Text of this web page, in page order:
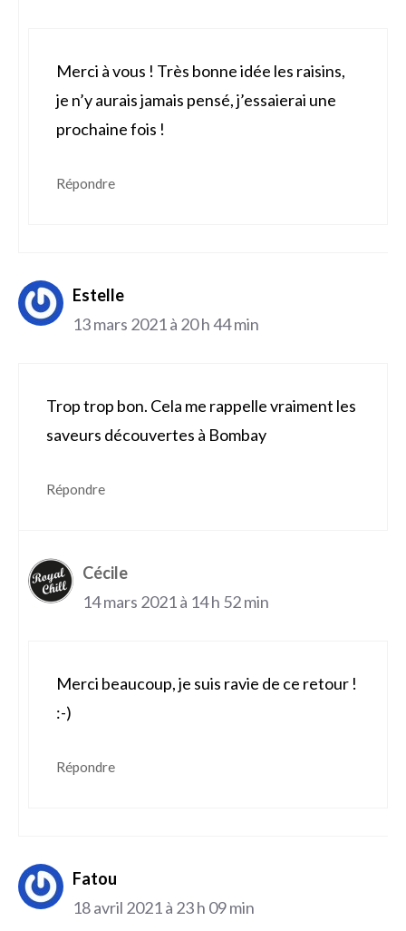
Merci à vous ! Très bonne idée les raisins,
je n’y aurais jamais pensé, j’essaierai une
prochaine fois !
Répondre
Estelle
13 mars 2021 à 20 h 44 min
Trop trop bon. Cela me rappelle vraiment les
saveurs découvertes à Bombay
Répondre
Cécile
14 mars 2021 à 14 h 52 min
Merci beaucoup, je suis ravie de ce retour !
:-)
Répondre
Fatou
18 avril 2021 à 23 h 09 min